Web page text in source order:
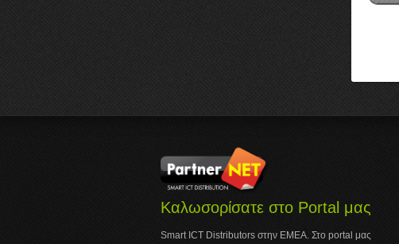
Καλωσορίσατε στο Portal μας
Smart ICT Distributors στην ΕΜΕΑ. Στο portal μας